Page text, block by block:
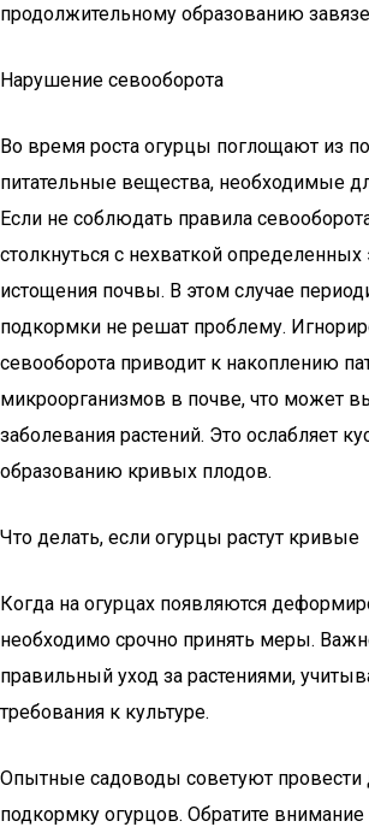
продолжительному образованию
Нарушение севооборота
Во время роста огурцы поглощают из
питательные вещества, необходимые
Если не соблюдать правила
столкнуться с нехваткой
истощения почвы. В этом случае
подкормки не решат проблему.
севооборота приводит к накоплению
микроорганизмов в почве, что может
заболевания растений. Это ослабляет
образованию кривых плодов.
Что делать, если огурцы растут кривые
Когда на огурцах появляются
необходимо срочно принять меры.
правильный уход за растениями,
требования к культуре.
Опытные садоводы советуют провести
подкормку огурцов. Обратите